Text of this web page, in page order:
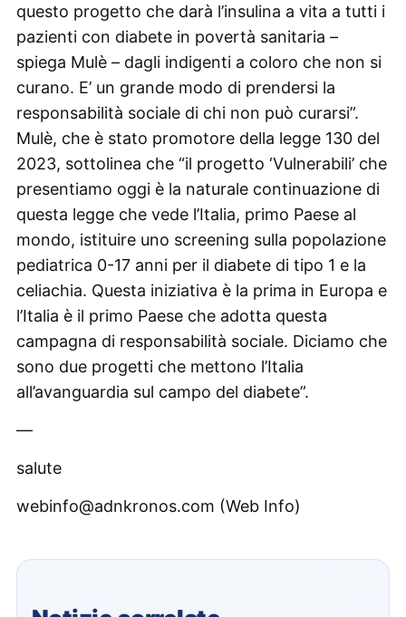
questo progetto che darà l’insulina a vita a tutti i
pazienti con diabete in povertà sanitaria –
spiega Mulè – dagli indigenti a coloro che non si
curano. E’ un grande modo di prendersi la
responsabilità sociale di chi non può curarsi”.
Mulè, che è stato promotore della legge 130 del
2023, sottolinea che “il progetto ‘Vulnerabili’ che
presentiamo oggi è la naturale continuazione di
questa legge che vede l’Italia, primo Paese al
mondo, istituire uno screening sulla popolazione
pediatrica 0-17 anni per il diabete di tipo 1 e la
celiachia. Questa iniziativa è la prima in Europa e
l’Italia è il primo Paese che adotta questa
campagna di responsabilità sociale. Diciamo che
sono due progetti che mettono l’Italia
all’avanguardia sul campo del diabete”.
—
salute
webinfo@adnkronos.com (Web Info)